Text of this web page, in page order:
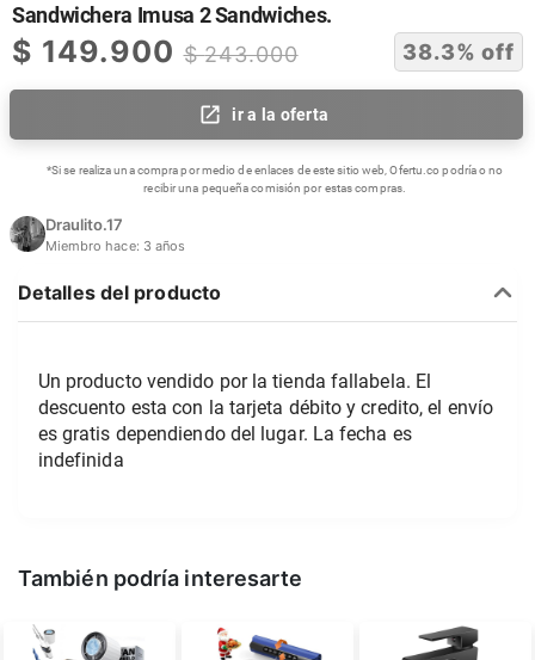
Sandwichera Imusa 2 Sandwiches.
$ 149.900 $243.000 38.3% off
ir a la oferta
*Si se realiza una compra por medio de enlaces de este sitio web, Ofertu.co podría o no
recibir una pequeña comisión por estas compras.
Draulito.17
Miembro hace: 3 años
Detalles del producto
Un producto vendido por la tienda fallabela. El
descuento esta con la tarjeta débito y credito, el envío
es gratis dependiendo del lugar. La fecha es
indefinida
También podría interesarte